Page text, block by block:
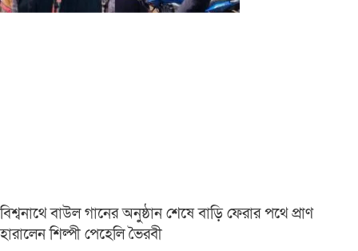
বিশ্বনাথে বাউল গানের অনুষ্ঠান শেষে বাড়ি ফেরার পথে প্রাণ
হারালেন শিল্পী পেহেলি ভৈরবী